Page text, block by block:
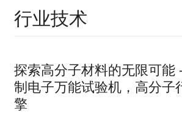
行业技术
探索高分子材料的无限可
制电子万能试验机，高分子
擎